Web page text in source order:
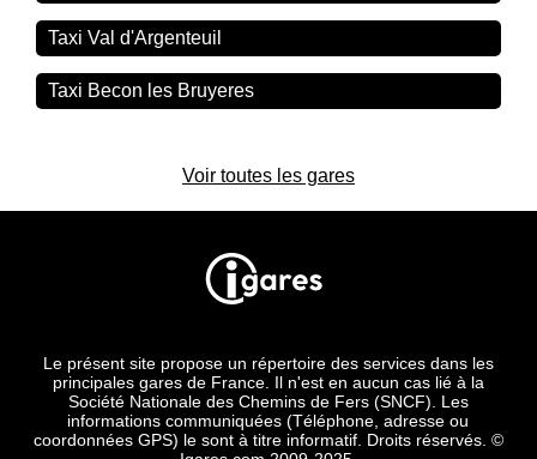
Taxi Val d'Argenteuil
Taxi Becon les Bruyeres
Voir toutes les gares
Le présent site propose un répertoire des services dans les
principales gares de France. Il n'est en aucun cas lié à la
Société Nationale des Chemins de Fers (SNCF). Les
informations communiquées (Téléphone, adresse ou
coordonnées GPS) le sont à titre informatif. Droits réservés. ©